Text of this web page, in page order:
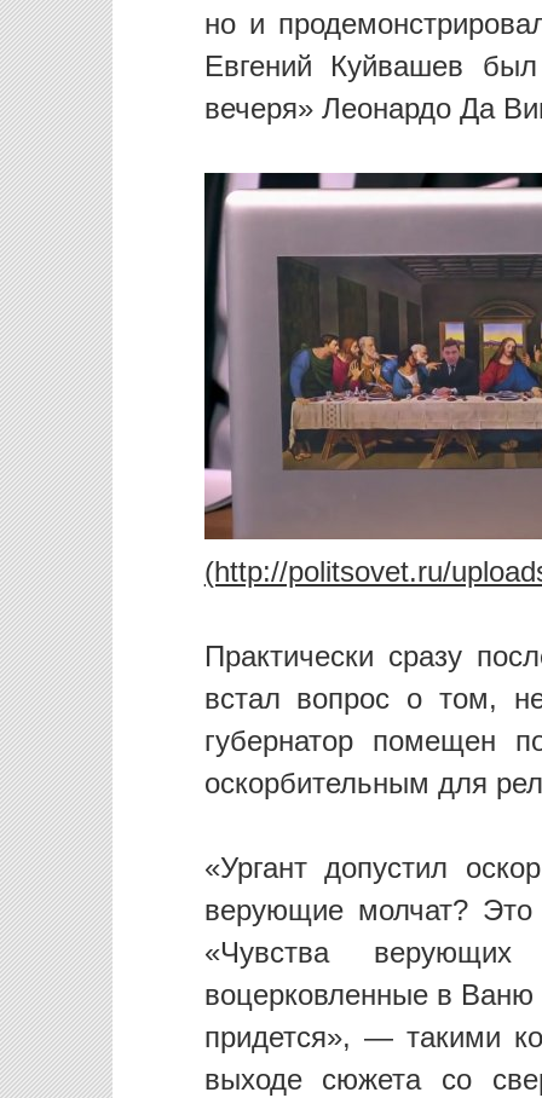
но и
Евгений Куйвашев
вечеря» Леонардо Да
Практически сразу
встал вопрос о том,
губернатор помещен
оскорбительным для
«Ургант допустил
верующие молчат?
«Чувства
воцерковленные в Ваню
придется», — такими
выходе сюжета со